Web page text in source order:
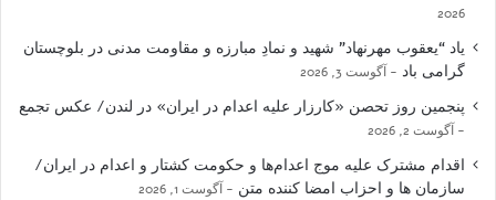
2026
یاد “یعقوب مهرنهاد” شهید و نمادِ مبارزه و مقاومت مدنی در بلوچستان
گرامی باد
آگوست 3, 2026
پنجمین روز تحصن «کارزار علیه اعدام در ایران» در لندن/ عکس تجمع
آگوست 2, 2026
اقدام مشترک علیه موج اعدام‌ها و حکومت کشتار و اعدام در ایران/
سازمان ها و احزاب امضا کننده متن
آگوست 1, 2026